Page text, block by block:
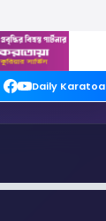
Daily Karatoa